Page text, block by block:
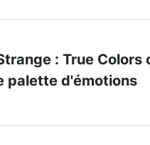
: True Colors
palette d'émotions